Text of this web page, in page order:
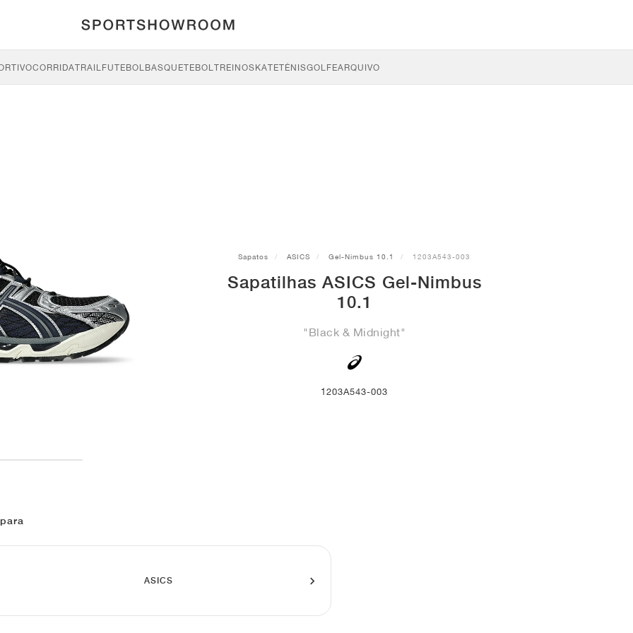
CORRIDATRAILFUTEBOLBASQUETEBOLTREINOSKATETÉNISGOLFEARQUIVO
Sapatos ASICS Gel-Nimbus 10.1 1203A543-003
Sapatilhas ASICS Gel-Nimbus
10.1
"Black & Midnight"
1203A543-003
ASICS